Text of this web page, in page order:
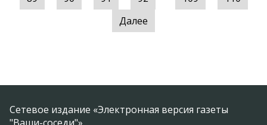
Далее
Сетевое издание «Электронная версия газеты